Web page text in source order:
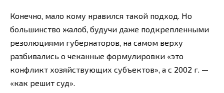
Конечно, мало кому нравился такой подход. Но
большинство жалоб, будучи даже подкрепленными
резолюциями губернаторов, на самом верху
разбивались о чеканные формулировки «это
конфликт хозяйствующих субъектов», а с 2002 г. —
«как решит суд».